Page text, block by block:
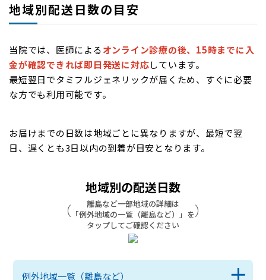
地域別配送日数の目安
当院では、医師によるオンライン診療の後、15時までに入
金が確認できれば即日発送に対応しています。
最短翌日でタミフルジェネリックが届くため、すぐに必要
な方でも利用可能です。
お届けまでの日数は地域ごとに異なりますが、最短で翌
日、遅くとも3日以内の到着が目安となります。
地域別の配送日数
（
離島など一部地域の詳細は
「例外地域の一覧（離島など）」を
タップしてご確認ください
）
例外地域一覧（離島など）